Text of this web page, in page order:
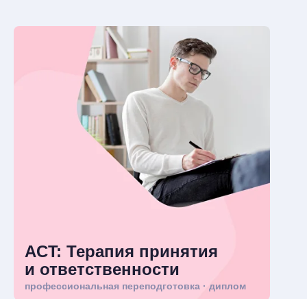
ACT: Терапия принятия
и ответственности
профессиональная переподготовка · диплом